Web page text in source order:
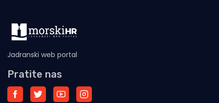
Jadranski web portal
Pratite nas